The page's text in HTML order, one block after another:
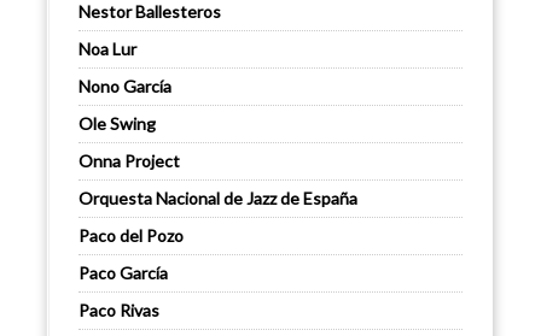
Nestor Ballesteros
Noa Lur
Nono García
Ole Swing
Onna Project
Orquesta Nacional de Jazz de España
Paco del Pozo
Paco García
Paco Rivas